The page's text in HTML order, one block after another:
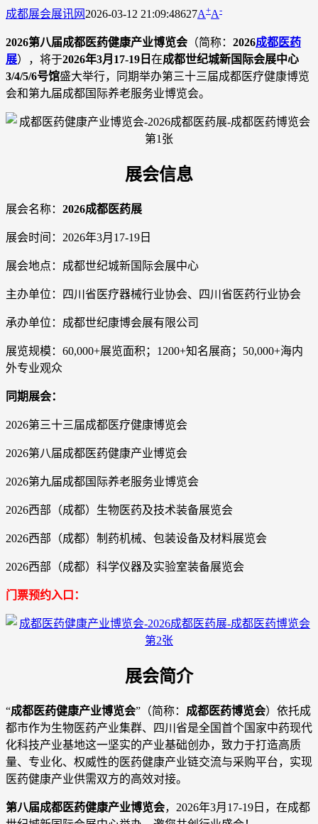
成都展会展讯网 2026-03-12 21:09:48627A+A-
2026第八届成都医药健康产业博览会 （简称： 2026成都医药
展），将于2026年3月17-19日 在成都世纪城新国际会展中心
3/4/5/6号馆盛大举行，同期举办第三十三届成都医疗健康博览
会和第九届成都国际养老服务业博览会。
展会信息
展会名称： 2026成都医药展
展会时间：2026年3月17-19日
展会地点：成都世纪城新国际会展中心
主办单位：四川省医疗器械行业协会、四川省医药行业协会
承办单位：成都世纪康博会展有限公司
展览规模：60,000+展览面积；1200+知名展商；50,000+海内
外专业观众
同期展会：
2026第三十三届成都医疗健康博览会
2026第八届成都医药健康产业博览会
2026第九届成都国际养老服务业博览会
2026西部（成都）生物医药及技术装备展览会
2026西部（成都）制药机械、包装设备及材料展览会
2026西部（成都）科学仪器及实验室装备展览会
门票预约入口：
展会简介
“成都医药健康产业博览会”（简称： 成都医药博览会）依托成
都市作为生物医药产业集群、四川省是全国首个国家中药现代
化科技产业基地这一坚实的产业基础创办，致力于打造高质
量、专业化、权威性的医药健康产业链交流与采购平台，实现
医药健康产业供需双方的高效对接。
第八届成都医药健康产业博览会，2026年3月17-19日，在成都